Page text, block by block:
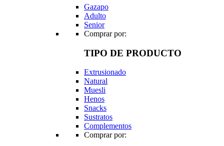
Gazapo
Adulto
Senior
Comprar por:
TIPO DE PRODUCTO
Extrusionado
Natural
Muesli
Henos
Snacks
Sustratos
Complementos
Comprar por: